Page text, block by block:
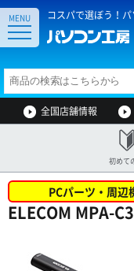
コスパで選ぼう！パ
MENU
全国店舗情報
初めて
PCパーツ・周
ELECOM MPA-